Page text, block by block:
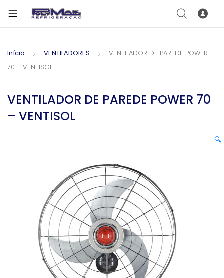
Início VENTILADORES
VENTILADOR DE PAREDE POWER
70 – VENTISOL
VENTILADOR DE PAREDE POWER 70
– VENTISOL
🔍